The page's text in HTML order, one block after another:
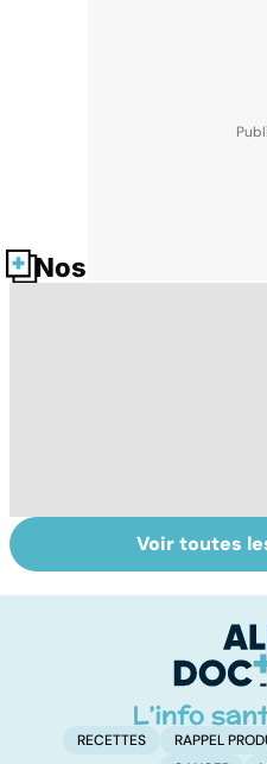
Nos fiches santé
La tuberculose
pulmonaire
Voir toutes
RECETTES RAPPEL